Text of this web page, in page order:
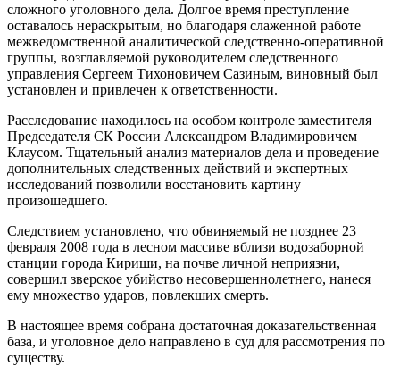
сложного уголовного дела. Долгое время преступление
оставалось нераскрытым, но благодаря слаженной работе
межведомственной аналитической следственно-оперативной
группы, возглавляемой руководителем следственного
управления Сергеем Тихоновичем Сазиным, виновный был
установлен и привлечен к ответственности.
Расследование находилось на особом контроле заместителя
Председателя СК России Александром Владимировичем
Клаусом. Тщательный анализ материалов дела и проведение
дополнительных следственных действий и экспертных
исследований позволили восстановить картину
произошедшего.
Следствием установлено, что обвиняемый не позднее 23
февраля 2008 года в лесном массиве вблизи водозаборной
станции города Кириши, на почве личной неприязни,
совершил зверское убийство несовершеннолетнего, нанеся
ему множество ударов, повлекших смерть.
В настоящее время собрана достаточная доказательственная
база, и уголовное дело направлено в суд для рассмотрения по
существу.